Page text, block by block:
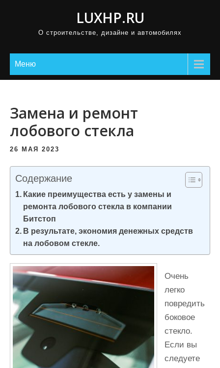
LUXHP.RU
О строительстве, дизайне и автомобилях
Меню
Замена и ремонт
лобового стекла
26 МАЯ 2023
Содержание
Какие преимущества есть у замены и
ремонта лобового стекла в компании
Битстоп
В результате, экономия денежных средств
на лобовом стекле.
Очень
легко
повредить
боковое
стекло.
Если вы
следуете